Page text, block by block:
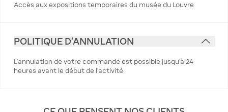
Accès aux expositions temporaires du musée du Louvre
POLITIQUE D'ANNULATION
L’annulation de votre commande est possible jusqu’à 24
heures avant le début de l’activité